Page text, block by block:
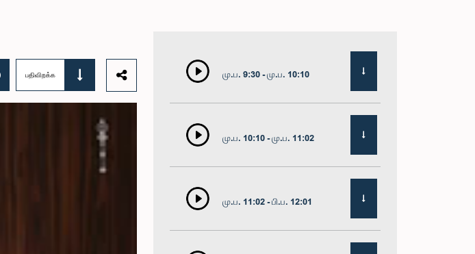
பதிவிறக்க மு.ப. 9:30 - மு.ப. 10:10
மு.ப. 10:10 - மு.ப. 11:02
மு.ப. 11:02 - பி.ப. 12:01